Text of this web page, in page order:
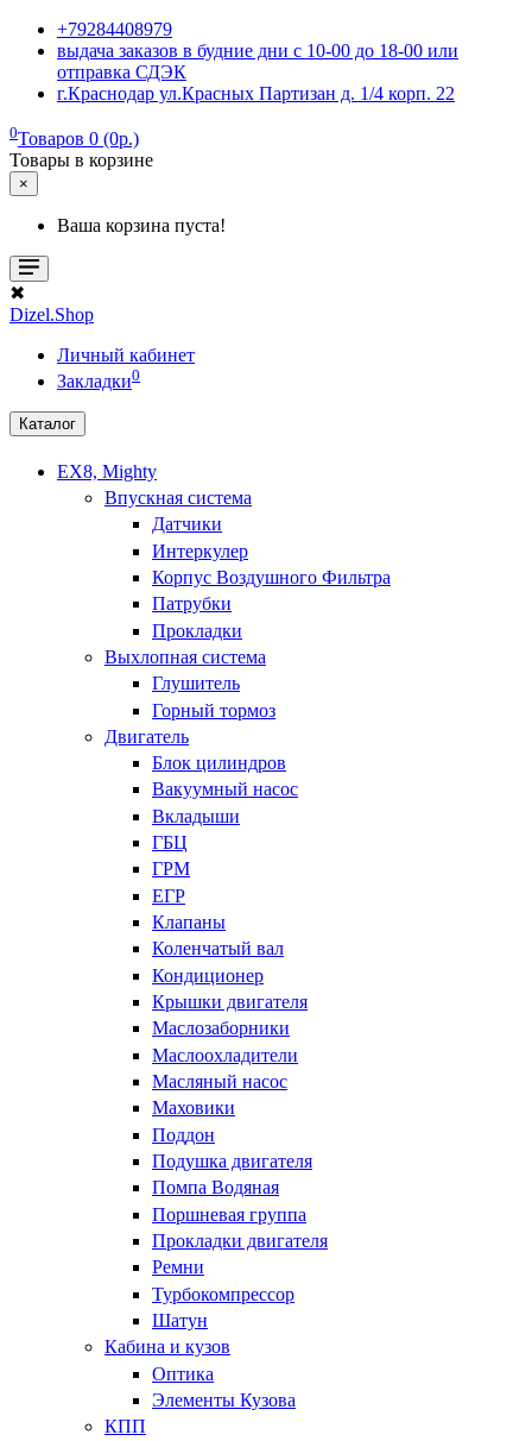
+79284408979
выдача заказов в будние дни с 10-00 до 18-00 или
отправка СДЭК
г.Краснодар ул.Красных Партизан д. 1/4 корп. 22
0Товаров 0 (0р.)
Товары в корзине
×
Ваша корзина пуста!
✖
Dizel.Shop
Личный кабинет
Закладки0
Каталог
EX8, Mighty
Впускная система
Датчики
Интеркулер
Корпус Воздушного Фильтра
Патрубки
Прокладки
Выхлопная система
Глушитель
Горный тормоз
Двигатель
Блок цилиндров
Вакуумный насос
Вкладыши
ГБЦ
ГРМ
ЕГР
Клапаны
Коленчатый вал
Кондиционер
Крышки двигателя
Маслозаборники
Маслоохладители
Масляный насос
Маховики
Поддон
Подушка двигателя
Помпа Водяная
Поршневая группа
Прокладки двигателя
Ремни
Турбокомпрессор
Шатун
Кабина и кузов
Оптика
Элементы Кузова
КПП